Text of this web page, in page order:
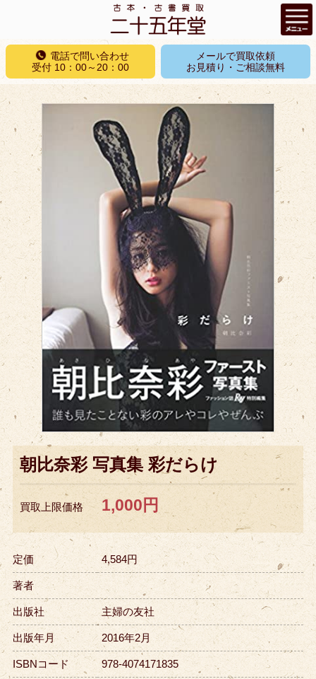
コ
テ
ン
ツ
へ
ス
キ
プ
電話で問い合わせ
受付 10：00～20：00
メールで買取依頼
お見積り・ご相談無料
朝比奈彩 写真集 彩だらけ
買取上限価格 1,000円
定価 4,584円
著者
出版社 主婦の友社
出版年月 2016年2月
ISBNコード 978-4074171835